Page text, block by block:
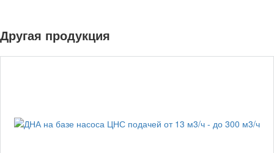
Другая продукция